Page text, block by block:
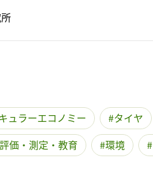
ュラーエコノミー タイヤ
価・測定・教育 環境